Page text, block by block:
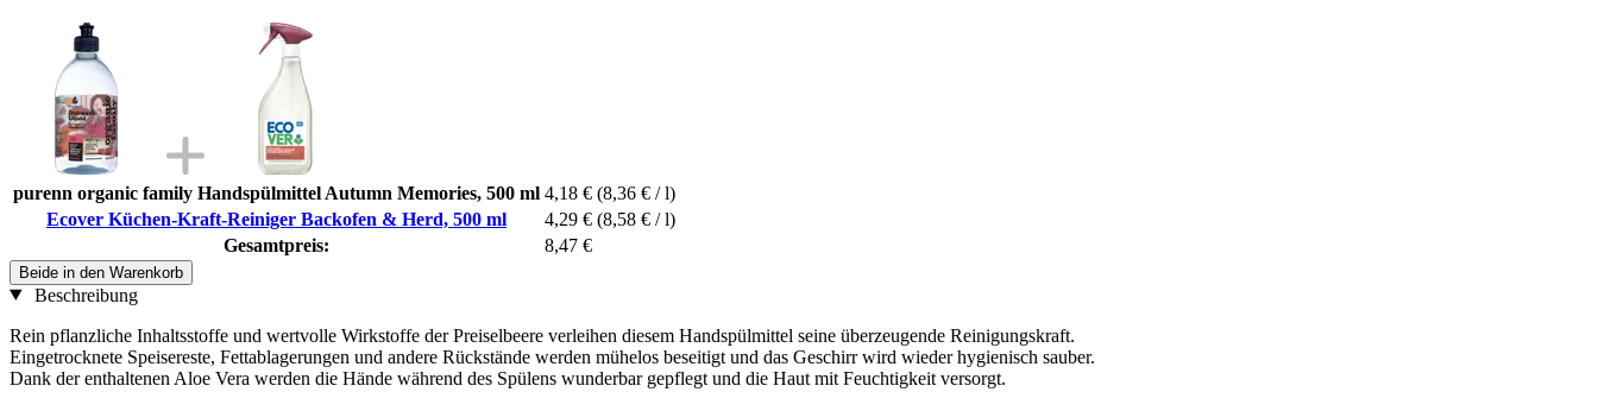
purenn organic family Handspülmittel Autumn Memories, 500 ml 4,18 € (8,36 € / l)
Ecover Küchen-Kraft-Reiniger Backofen & Herd, 500 ml
4,29 € (8,58 € / l)
Gesamtpreis:
8,47 €
Beide in den Warenkorb
Beschreibung
Rein pflanzliche Inhaltsstoffe und wertvolle Wirkstoffe der Preiselbeere verleihen diesem Handspülmittel seine überzeugende Reinigungskraft.
Eingetrocknete Speisereste, Fettablagerungen und andere Rückstände werden mühelos beseitigt und das Geschirr wird wieder hygienisch sauber.
Dank der enthaltenen Aloe Vera werden die Hände während des Spülens wunderbar gepflegt und die Haut mit Feuchtigkeit versorgt.